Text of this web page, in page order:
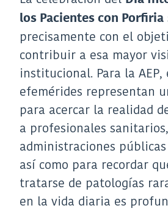
los Pacientes con Porfiria
precisamente con el
contribuir a esa mayor
institucional. Para la
efemérides representan
para acercar la realidad
a profesionales sanitarios,
administraciones
así como para recordar
tratarse de patologías
en la vida diaria es